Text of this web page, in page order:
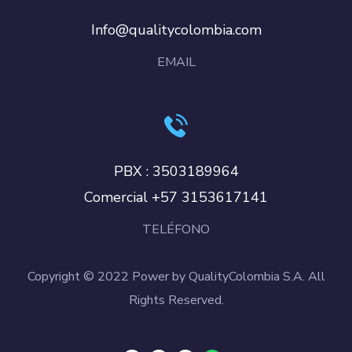
Info@qualitycolombia.com
EMAIL
PBX : 3503189964
Comercial +57 3153617141
TELÉFONO
Copyright © 2022 Power by QualityColombia S.A. All
Rights Reserved.